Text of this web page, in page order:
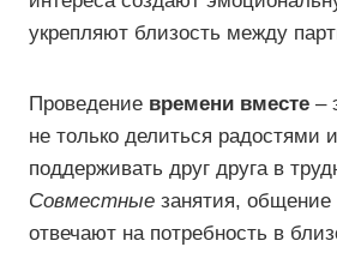
укрепляют близость между
Проведение времени вместе –
не только делиться радостями
поддерживать друг друга в
Совместные занятия, общение
отвечают на потребность в